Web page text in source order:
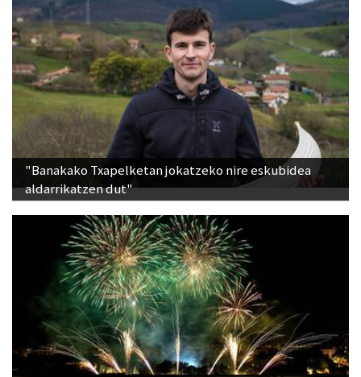
"Banakako Txapelketan jokatzeko nire eskubidea
aldarrikatzen dut"